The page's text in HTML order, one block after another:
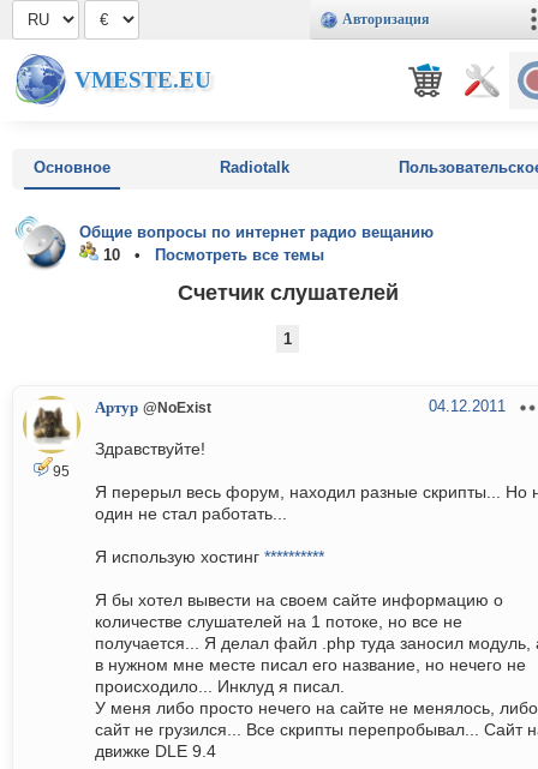
Авторизация
VMESTE.EU
Основное Radiotalk
Общие вопросы по интернет радио вещанию
10 •
Посмотреть все темы
Счетчик слушателей
1
95
Артур @NoExist 04.12.2011
Здравствуйте!
Я перерыл весь форум, находил разные скрипты... Но
один не стал работать...
Я использую хостинг **********
Я бы хотел вывести на своем сайте информацию о
количестве слушателей на 1 потоке, но все не
получается... Я делал файл .php туда заносил модуль,
в нужном мне месте писал его название, но нечего не
происходило... Инклуд я писал.
У меня либо просто нечего на сайте не менялось, либо
сайт не грузился... Все скрипты перепробывал... Сайт
движке DLE 9.4